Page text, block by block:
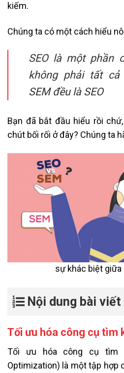
kiếm.
Chúng ta có một cách hiểu
SEO là một phần
không phải tất
SEM đều là SEO
Bạn đã bắt đầu hiểu rồi
chút bối rối ở đây? Chúng ta
sự khác biệt giữa
Nội dung bài viết
Tối ưu hóa công cụ tìm
Tối ưu hóa công cụ tìm
Optimization) là một tập hợp